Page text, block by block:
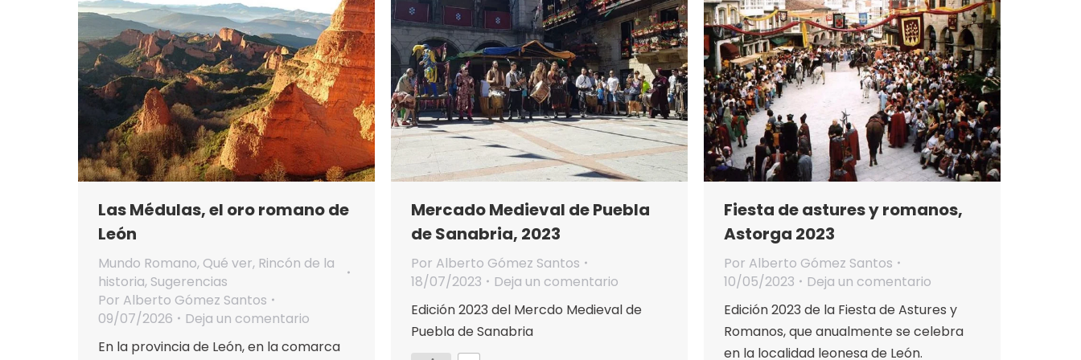
Las Médulas, el oro romano de
León
Mundo Romano, Qué ver, Rincón de la
historia, Sugerencias
Por Alberto Gómez Santos
09/07/2026
Deja un comentario
En la provincia de León, en la comarca
Mercado Medieval de Puebla
de Sanabria, 2023
Por Alberto Gómez Santos
18/07/2023
Deja un comentario
Edición 2023 del Mercdo Medieval de
Puebla de Sanabria
Fiesta de astures y romanos,
Astorga 2023
Por Alberto Gómez Santos
10/05/2023
Deja un comentario
Edición 2023 de la Fiesta de Astures y
Romanos, que anualmente se celebra
en la localidad leonesa de León.